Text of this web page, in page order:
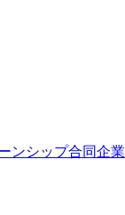
ンシップ合同企